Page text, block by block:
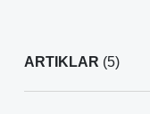
ARTIKLAR (5)